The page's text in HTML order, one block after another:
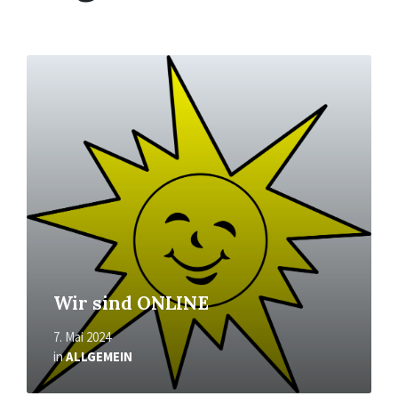
Wir sind ONLINE
7. Mai 2024
inALLGEMEIN
Read